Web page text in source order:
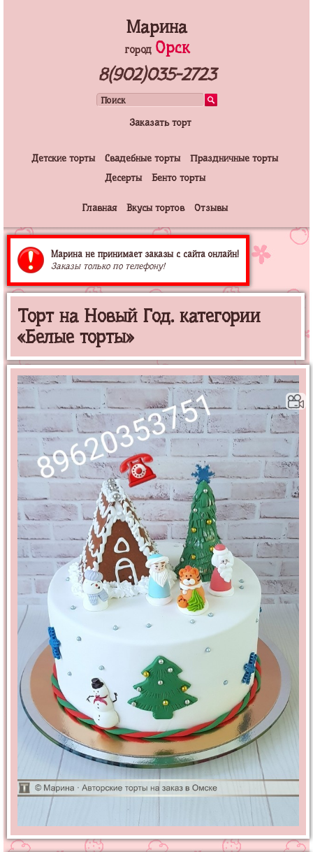
Марина
город Орск
8(902)035-2723
Заказать торт
Детские торты Свадебные торты
Праздничные торты
Десерты
Бенто торты
Главная Вкусы тортов Отзывы
Марина не принимает заказы с сайта онлайн!
Заказы только по телефону!
Торт на Новый Год. категории
«Белые торты»